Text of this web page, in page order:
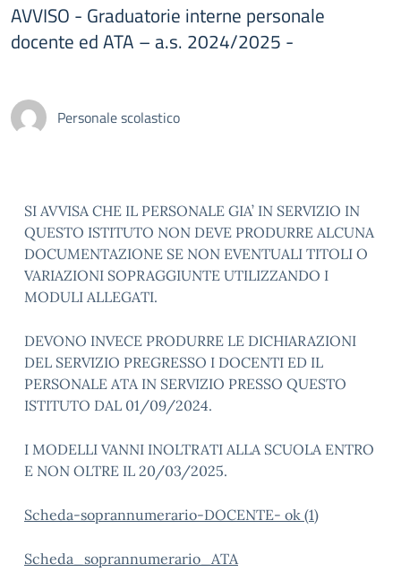
AVVISO - Graduatorie interne personale
docente ed ATA – a.s. 2024/2025 -
Personale scolastico
SI AVVISA CHE IL PERSONALE GIA’ IN SERVIZIO IN
QUESTO ISTITUTO NON DEVE PRODURRE ALCUNA
DOCUMENTAZIONE SE NON EVENTUALI TITOLI O
VARIAZIONI SOPRAGGIUNTE UTILIZZANDO I
MODULI ALLEGATI.
DEVONO INVECE PRODURRE LE DICHIARAZIONI
DEL SERVIZIO PREGRESSO I DOCENTI ED IL
PERSONALE ATA IN SERVIZIO PRESSO QUESTO
ISTITUTO DAL 01/09/2024.
I MODELLI VANNI INOLTRATI ALLA SCUOLA ENTRO
E NON OLTRE IL 20/03/2025.
Scheda-soprannumerario-DOCENTE- ok (1)
Scheda_soprannumerario_ATA